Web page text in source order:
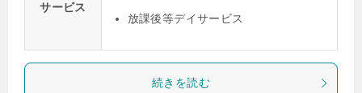
サービス
放課後等デイサービス
続きを読む